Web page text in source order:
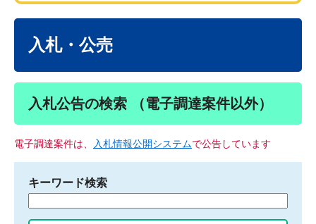
入札・公売
入札公告の検索 （電子調達案件以外）
電子調達案件は、 入札情報公開システムで公告しています
キーワード検索